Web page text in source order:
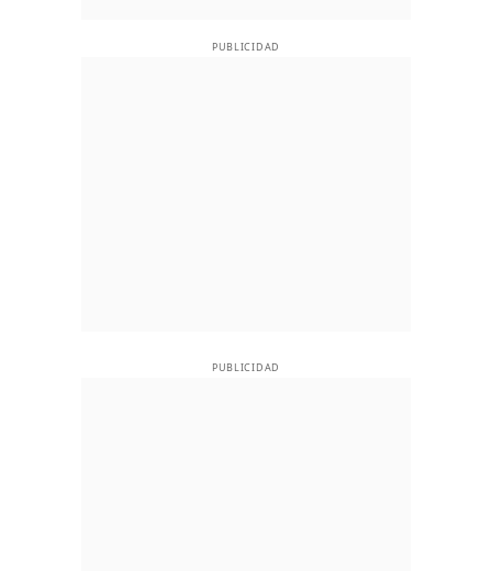
PUBLICIDAD
PUBLICIDAD